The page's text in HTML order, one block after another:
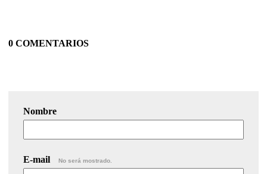
0 COMENTARIOS
Nombre
E-mail No será mostrado.